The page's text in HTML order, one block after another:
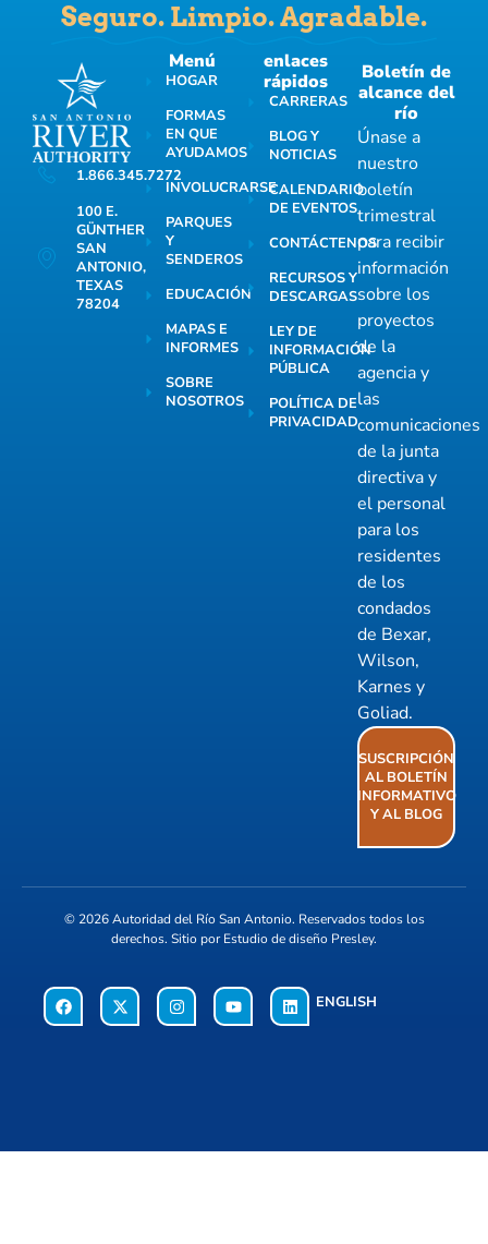
Seguro. Limpio. Agradable.
1.866.345.7272
100 E.
GÜNTHER
SAN
ANTONIO,
TEXAS
78204
Menú
HOGAR
FORMAS
EN QUE
AYUDAMOS
INVOLUCRARSE
PARQUES
Y
SENDEROS
EDUCACIÓN
MAPAS E
INFORMES
SOBRE
NOSOTROS
enlaces
rápidos
CARRERAS
BLOG Y
NOTICIAS
CALENDARIO
DE EVENTOS
CONTÁCTENOS
RECURSOS Y
DESCARGAS
LEY DE
INFORMACIÓN
PÚBLICA
POLÍTICA DE
PRIVACIDAD
Boletín de
alcance del
río
Únase a
nuestro
boletín
trimestral
para recibir
información
sobre los
proyectos
de la
agencia y
las
comunicaciones
de la junta
directiva y
el personal
para los
residentes
de los
condados
de Bexar,
Wilson,
Karnes y
Goliad.
SUSCRIPCIÓN
AL BOLETÍN
INFORMATIVO
Y AL BLOG
© 2026Autoridad del Río San Antonio. Reservados todos los
derechos. Sitio porEstudio de diseño Presley.
ENGLISH